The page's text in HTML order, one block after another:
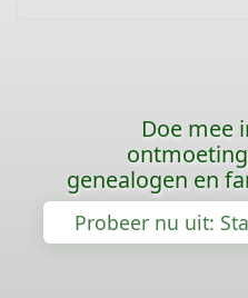
Doe mee
genealogen en
Probeer nu uit: